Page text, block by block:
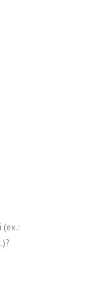
(ex.: